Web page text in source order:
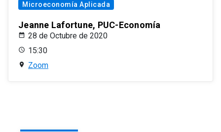
Microeconomía Aplicada
Jeanne Lafortune, PUC-Economía
28 de Octubre de 2020
15:30
Zoom